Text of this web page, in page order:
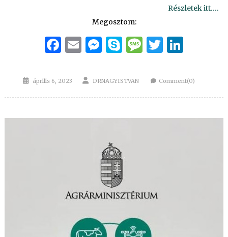
Részletek itt….
Megosztom:
Facebook
EmailMessenger
Skype
Message
Twitter
Posted
április 6, 2023 Author
DRNAGYISTVAN Comment(0)